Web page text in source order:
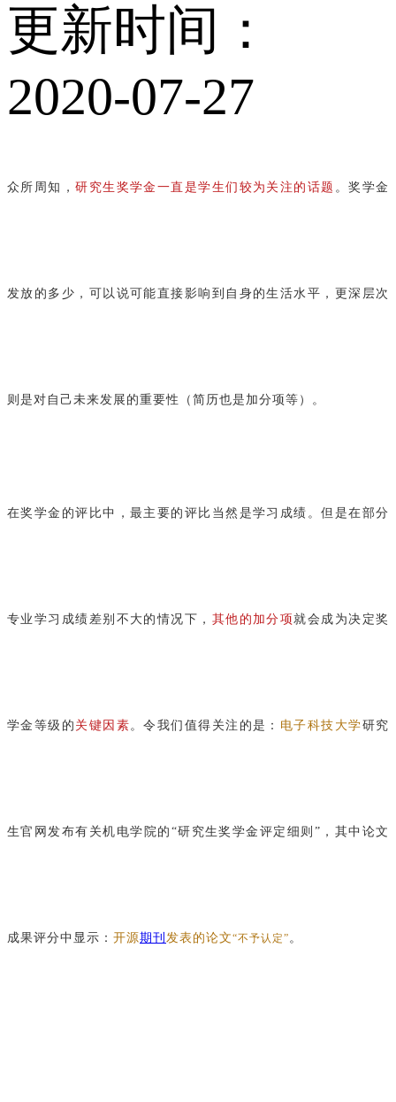
更新时间：
2020-07-27
众所周知，研究生奖学金一直是学生们较为关注的话题 。奖学金
发放的多少，可以说可能直接影响到自身的生活水平，更深层次
则是对自己未来发展的重要性（简历也是加分项等）。
在奖学金的评比中，最主要的评比当然是学习成绩。但是在部分
专业学习成绩差别不大的情况下， 其他的加分项就会成为决定奖
学金等级的 关键因素。令我们值得关注的是： 电子科技大学研究
生官网发布有关机电学 院的“研究生奖学金评定细则”，其中论文
成果评分中显示： 开源期刊 发表的论文“不予认定”。